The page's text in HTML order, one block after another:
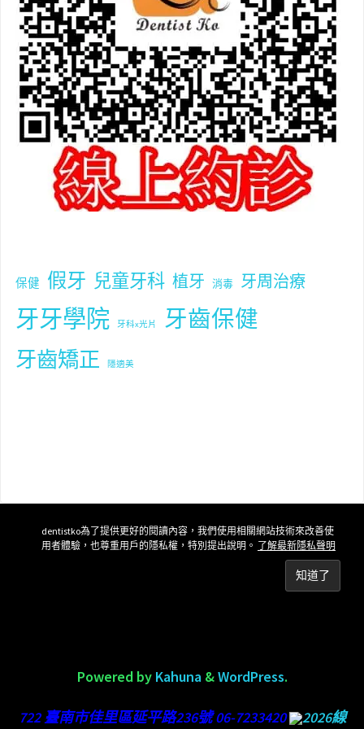
保健 假牙 兒童牙科 植牙 消毒 牙周治療
牙牙學院 牙科x光片 牙齒保健
牙齒矯正 隱適美
dentistko為了提供更好的閱讀內容，我們使用相關網站技術來改善使
用者體驗，也尊重用戶的隱私權，特別提出說明。 了解最新隱私聲明
Powered byKahuna&WordPress.
722 臺南市佳里區延平路236號 06-7233420 2026線